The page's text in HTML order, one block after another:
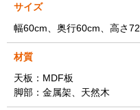
サイズ
幅60cm、奥行60cm、高さ
材質
天板：MDF板
脚部：金属架、天然木